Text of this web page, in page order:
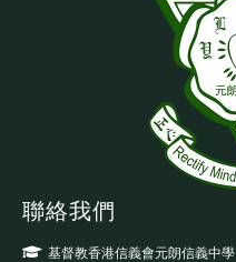
聯絡我們
基督教香港信義會元朗信義中學